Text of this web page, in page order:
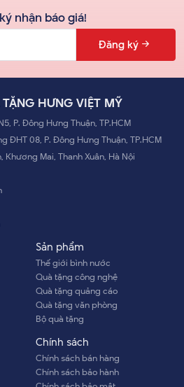
nhận báo giá!
Đăng ký
HƯNG VIỆT MỸ
P. Đông Hưng Thuận, TP.HCM
ĐHT 08, P. Đông Hưng Thuận, TP.HCM
Khương Mai, Thanh Xuân, Hà Nội
Sản phẩm
Thế giới bình nước
Quà tặng công nghệ
Quà tặng quảng cáo
Quà tặng văn phòng
Bộ quà tặng
Chính sách
Chính sách bán hàng
Chính sách bảo hành